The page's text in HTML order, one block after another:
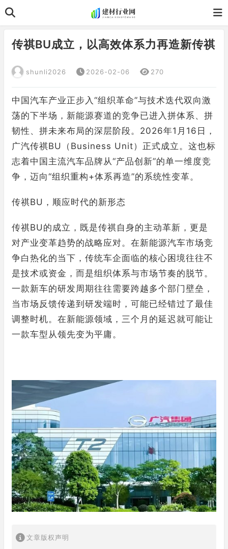
传祺BU成立，以高效体系力再造新传祺
shunli2026 2026-02-06 270
中国汽车产业正步入“组织革命”与技术迭代双向激
荡的下半场，新能源赛道的竞争已进入拼体系、拼
韧性、拼未来布局的深层阶段。2026年1月16日，
广汽传祺BU（Business Unit）正式成立。这也标
志着中国主流汽车品牌从“产品创新”的单一维度竞
争，迈向“组织重构+体系再造”的系统性变革。
传祺BU，顺应时代的新形态
传祺BU的成立，既是传祺自身的主动革新，更是
对产业变革趋势的战略应对。在新能源汽车市场竞
争白热化的当下，传统车企面临的核心困境往往不
是技术或资金，而是组织体系与市场节奏的脱节。
一款新车的研发周期往往需要跨越多个部门壁垒，
当市场反馈传递到研发端时，可能已经错过了最佳
调整时机。在新能源领域，三个月的延迟就可能让
一款车型从领先变为平庸。
文章版权声明